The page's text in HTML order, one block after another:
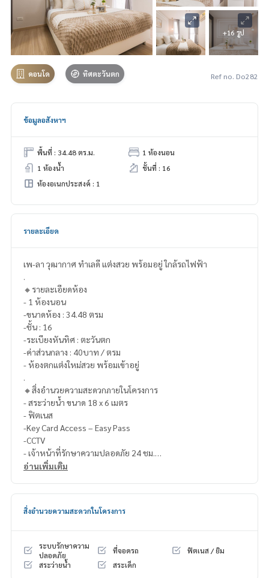
+16 รูป
คอนโด ทิศตะวันตก Ref no. Do282
ข้อมูลอสังหาฯ
พื้นที่ : 34.48 ตร.ม.
1 ห้องนอน
1 ห้องน้ำ
ชั้นที่ : 16
ห้องอเนกประสงค์ : 1
รายละเอียด
เพ-ลา วุฒากาศ ทำเลดี แต่งสวย พร้อมอยู่ ใกล้รถไฟฟ้า
.
🔸รายละเอียดห้อง
- 1 ห้องนอน
-ขนาดห้อง : 34.48 ตรม
-ชั้น : 16
-ระเบียงหันทิศ : ตะวันตก
-ค่าส่วนกลาง : 40บาท / ตรม
- ห้องตกแต่งใหม่สวย พร้อมเข้าอยู่
.
🔸สิ่งอำนวยความสะดวกภายในโครงการ
- สระว่ายน้ำ ขนาด 18 x 6 เมตร
- ฟิตเนส
-Key Card Access – Easy Pass
-CCTV
- เจ้าหน้าที่รักษาความปลอดภัย 24 ชม.
.
- ตลาดพลู
- เดอะมอลล์ ท่าพระ
- Platform
- Icon Siam
- โรบินสัน บางรัก
อ่านเพิ่มเติม
สิ่งอำนวยความสะดวกในโครงการ
ระบบรักษาความ
ปลอดภัย
ที่จอดรถ
ฟิตเนส / ยิม
สระว่ายน้ำ
สระเด็ก